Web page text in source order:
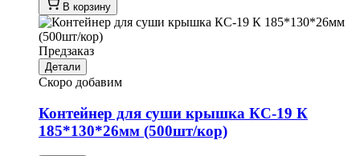
В корзину
Предзаказ
Детали
Скоро добавим
Контейнер для суши крышка КС-19 К
185*130*26мм (500шт/кор)